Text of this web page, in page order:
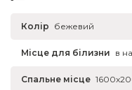
Колір бежевий
Місце для білизни в
Спальне місце